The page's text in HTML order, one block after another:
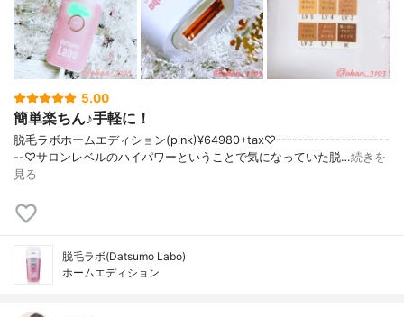
5.00
簡単楽ちん♪手軽に！
脱毛ラボホームエディション(pink)¥64980+tax♡---------------------
--♡サロンレベルのハイパワーということで気になっていた脱…続きを
見る
脱毛ラボ(Datsumo Labo)
ホームエディション